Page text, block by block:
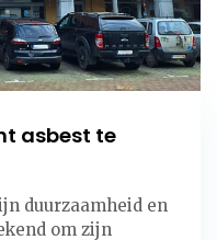
asbest te
duurzaamheid en
om zijn